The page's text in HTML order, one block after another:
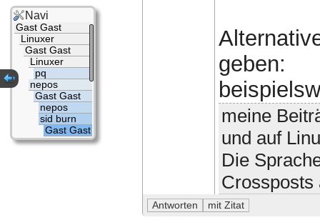
geben:
meine
und auf
Die
Navi
Gast Gast
Linuxer
Gast Gast
Linuxer
pq
nepos
Gast Gast
nepos
sid burn
Gast Gast